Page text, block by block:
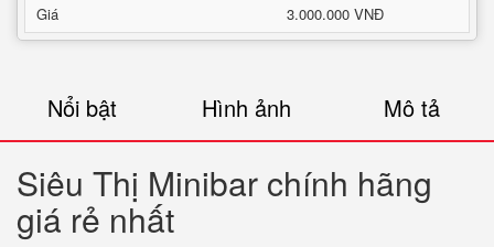
Giá
3.000.000 VNĐ
Nổi bật Hình ảnh Mô tả
Siêu Thị Minibar chính hãng
giá rẻ nhất